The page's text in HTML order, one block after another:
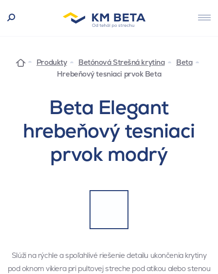
Produkty Betónová Strešná krytina
Beta
Hrebeňový tesniaci prvok Beta
Beta Elegant
hrebeňový tesniaci
prvok modrý
Slúži na rýchle a spoľahlivé riešenie detailu ukončenia krytiny
pod oknom vikiera pri pultovej streche pod atikou alebo stenou